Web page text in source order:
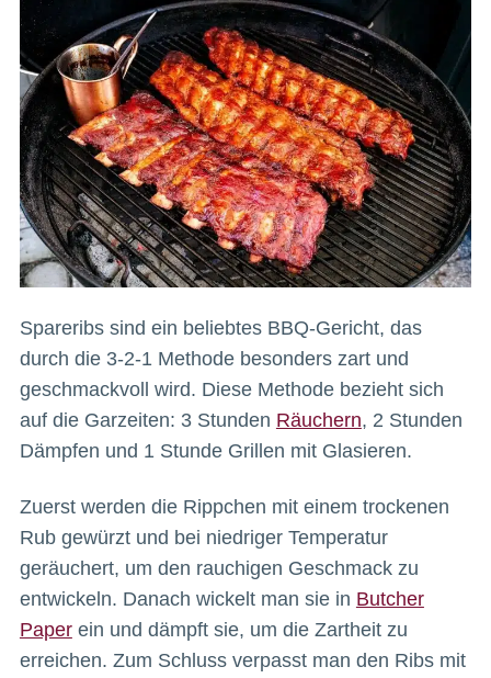
Spareribs sind ein beliebtes BBQ-Gericht, das
durch die 3-2-1 Methode besonders zart und
geschmackvoll wird. Diese Methode bezieht sich
auf die Garzeiten: 3 Stunden Räuchern, 2 Stunden
Dämpfen und 1 Stunde Grillen mit Glasieren.
Zuerst werden die Rippchen mit einem trockenen
Rub gewürzt und bei niedriger Temperatur
geräuchert, um den rauchigen Geschmack zu
entwickeln. Danach wickelt man sie in Butcher
Paperein und dämpft sie, um die Zartheit zu
erreichen. Zum Schluss verpasst man den Ribs mit